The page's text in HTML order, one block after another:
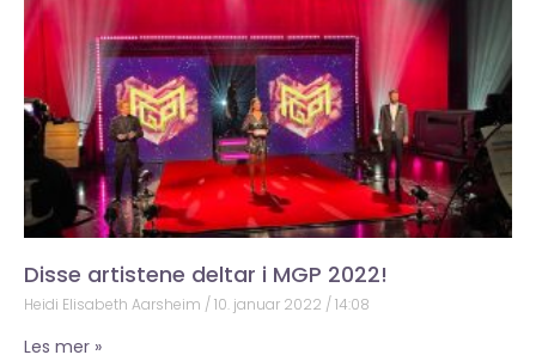
Disse artistene deltar i MGP 2022!
Heidi Elisabeth Aarsheim 10. januar 2022 14:08
Les mer »